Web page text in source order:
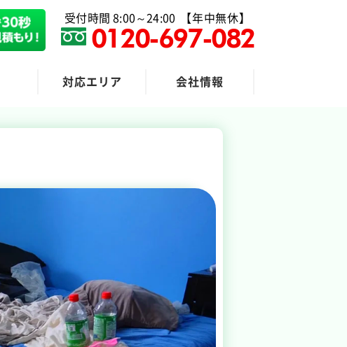
受付時間 8:00～24:00 【年中無休】
0120-697-082
対応エリア 会社情報